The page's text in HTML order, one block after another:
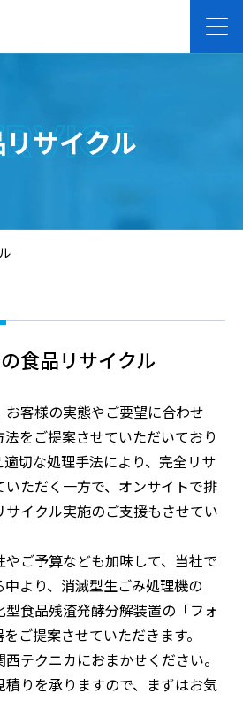
サイクル
食品リサイクル
客様の実態やご要望に合わせ
をご提案させていただいており
切な処理手法により、完全リサ
ただく一方で、オンサイトで排
イクル実施のご支援もさせてい
ご予算なども加味して、当社で
より、消滅型生ごみ処理機の
型食品残渣発酵分解装置の「フォ
ご提案させていただきます。
テクニカにおまかせください。
りを承りますので、まずはお気